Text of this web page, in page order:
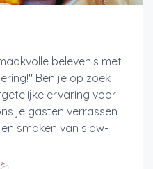
belevenis met
Ben je op zoek
ervaring voor
je gasten verrassen
smaken van slow-